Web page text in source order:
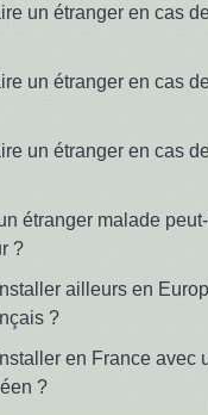
un étranger en cas
un étranger en cas
un étranger en cas
étranger malade
?
ailleurs en
?
en France avec
?